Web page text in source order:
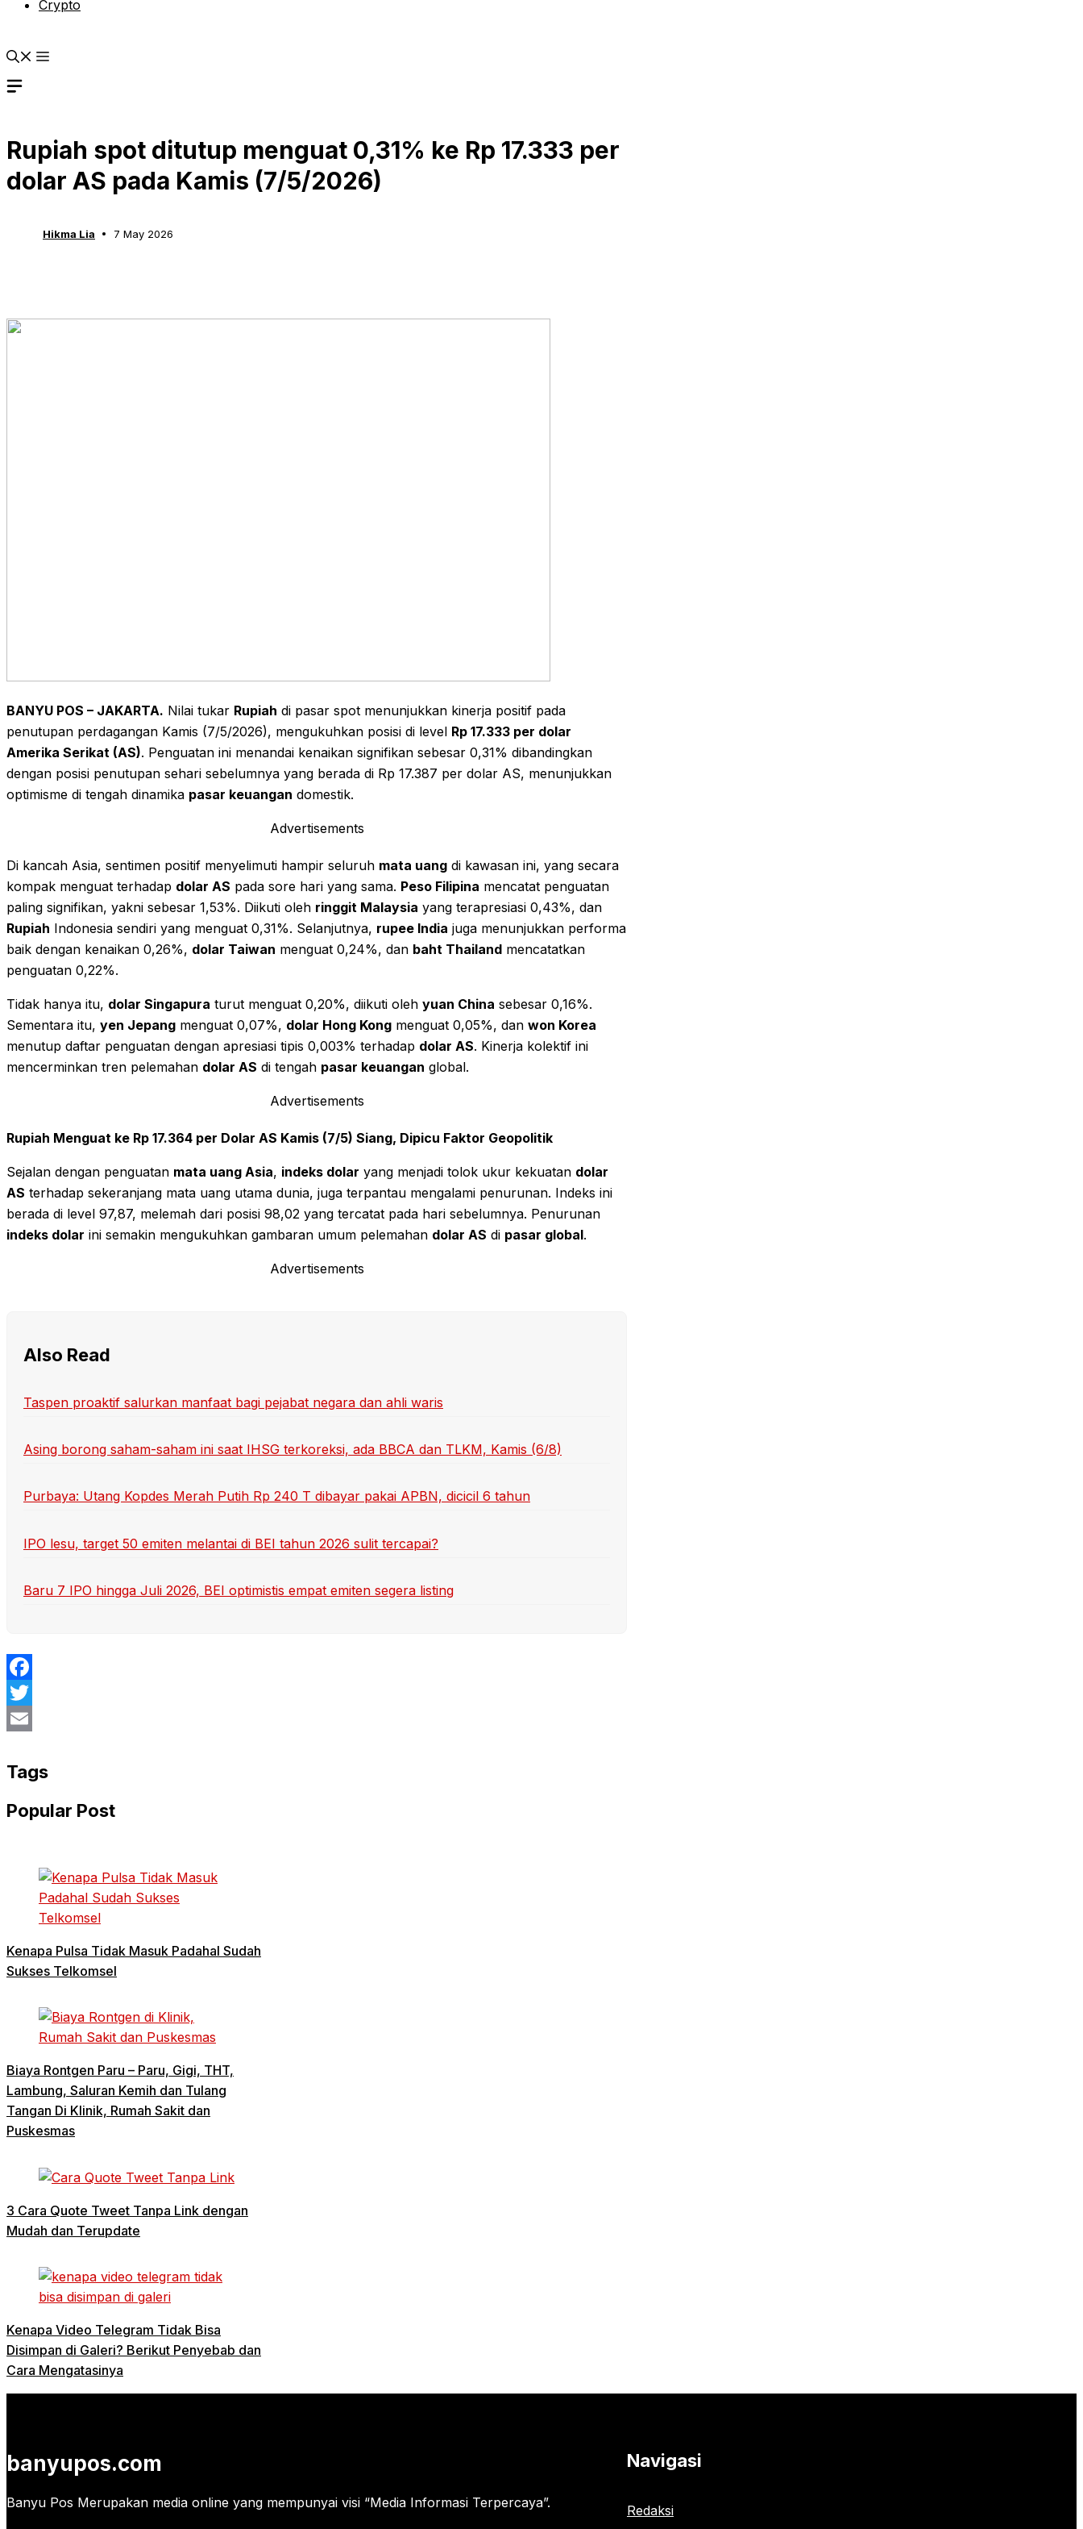
Crypto
Rupiah spot ditutup menguat 0,31% ke Rp 17.333 per
dolar AS pada Kamis (7/5/2026)
Hikma Lia 7 May 2026
BANYU POS – JAKARTA. Nilai tukar Rupiah di pasar spot menunjukkan kinerja positif pada
penutupan perdagangan Kamis (7/5/2026), mengukuhkan posisi di level Rp 17.333 per dolar
Amerika Serikat (AS). Penguatan ini menandai kenaikan signifikan sebesar 0,31% dibandingkan
dengan posisi penutupan sehari sebelumnya yang berada di Rp 17.387 per dolar AS, menunjukkan
optimisme di tengah dinamika pasar keuangan domestik.
Advertisements
Di kancah Asia, sentimen positif menyelimuti hampir seluruh mata uang di kawasan ini, yang secara
kompak menguat terhadap dolar AS pada sore hari yang sama. Peso Filipina mencatat penguatan
paling signifikan, yakni sebesar 1,53%. Diikuti oleh ringgit Malaysia yang terapresiasi 0,43%, dan
Rupiah Indonesia sendiri yang menguat 0,31%. Selanjutnya, rupee India juga menunjukkan performa
baik dengan kenaikan 0,26%, dolar Taiwan menguat 0,24%, dan baht Thailand mencatatkan
penguatan 0,22%.
Tidak hanya itu, dolar Singapura turut menguat 0,20%, diikuti oleh yuan China sebesar 0,16%.
Sementara itu, yen Jepang menguat 0,07%, dolar Hong Kong menguat 0,05%, dan won Korea
menutup daftar penguatan dengan apresiasi tipis 0,003% terhadap dolar AS. Kinerja kolektif ini
mencerminkan tren pelemahan dolar AS di tengah pasar keuangan global.
Advertisements
Rupiah Menguat ke Rp 17.364 per Dolar AS Kamis (7/5) Siang, Dipicu Faktor Geopolitik
Sejalan dengan penguatan mata uang Asia, indeks dolar yang menjadi tolok ukur kekuatan dolar
AS terhadap sekeranjang mata uang utama dunia, juga terpantau mengalami penurunan. Indeks ini
berada di level 97,87, melemah dari posisi 98,02 yang tercatat pada hari sebelumnya. Penurunan
indeks dolar ini semakin mengukuhkan gambaran umum pelemahan dolar AS di pasar global.
Advertisements
Also Read
Taspen proaktif salurkan manfaat bagi pejabat negara dan ahli waris
Asing borong saham-saham ini saat IHSG terkoreksi, ada BBCA dan TLKM, Kamis (6/8)
Purbaya: Utang Kopdes Merah Putih Rp 240 T dibayar pakai APBN, dicicil 6 tahun
IPO lesu, target 50 emiten melantai di BEI tahun 2026 sulit tercapai?
Baru 7 IPO hingga Juli 2026, BEI optimistis empat emiten segera listing
Facebook
Twitter
Tags
Popular Post
Kenapa Pulsa Tidak Masuk Padahal Sudah
Sukses Telkomsel
Biaya Rontgen Paru – Paru, Gigi, THT,
Lambung, Saluran Kemih dan Tulang
Tangan Di Klinik, Rumah Sakit dan
Puskesmas
3 Cara Quote Tweet Tanpa Link dengan
Mudah dan Terupdate
Kenapa Video Telegram Tidak Bisa
Disimpan di Galeri? Berikut Penyebab dan
Cara Mengatasinya
banyupos.com
Banyu Pos Merupakan media online yang mempunyai visi “Media Informasi Terpercaya”.
Navigasi
Redaksi